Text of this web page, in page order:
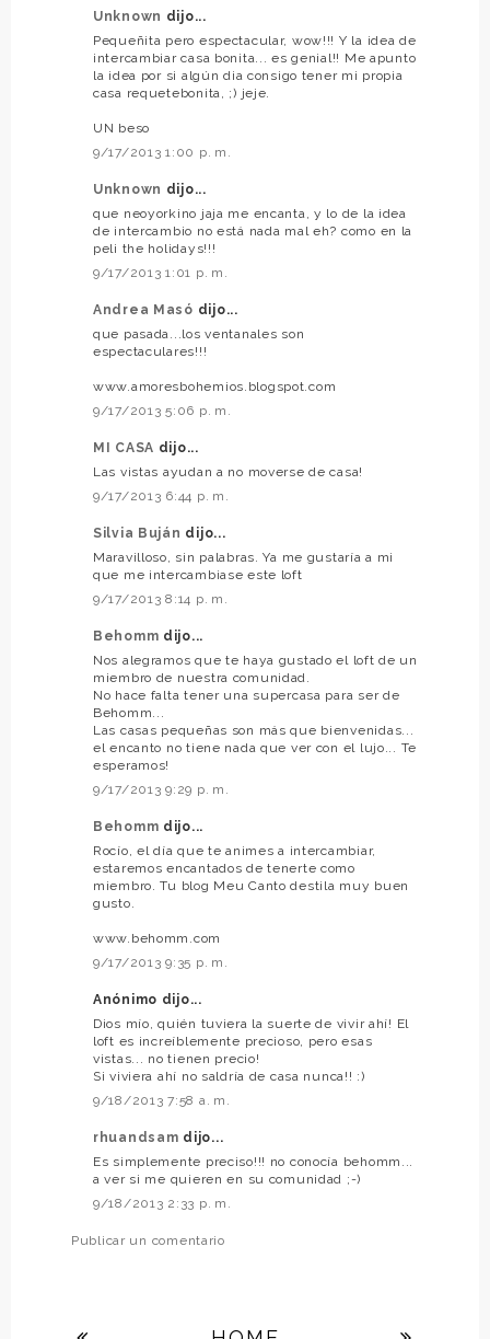
Unknown dijo...
Pequeñita pero espectacular, wow!!! Y la idea de
intercambiar casa bonita... es genial!! Me apunto
la idea por si algún dia consigo tener mi propia
casa requetebonita, ;) jeje.
UN beso
9/17/2013 1:00 p. m.
Unknown dijo...
que neoyorkino jaja me encanta, y lo de la idea
de intercambio no está nada mal eh? como en la
peli the holidays!!!
9/17/2013 1:01 p. m.
Andrea Masó dijo...
que pasada...los ventanales son
espectaculares!!!
www.amoresbohemios.blogspot.com
9/17/2013 5:06 p. m.
MI CASA dijo...
Las vistas ayudan a no moverse de casa!
9/17/2013 6:44 p. m.
Silvia Buján dijo...
Maravilloso, sin palabras. Ya me gustaría a mi
que me intercambiase este loft
9/17/2013 8:14 p. m.
Behomm dijo...
Nos alegramos que te haya gustado el loft de un
miembro de nuestra comunidad.
No hace falta tener una supercasa para ser de
Behomm...
Las casas pequeñas son más que bienvenidas...
el encanto no tiene nada que ver con el lujo... Te
esperamos!
9/17/2013 9:29 p. m.
Behomm dijo...
Rocío, el día que te animes a intercambiar,
estaremos encantados de tenerte como
miembro. Tu blog Meu Canto destila muy buen
gusto.
www.behomm.com
9/17/2013 9:35 p. m.
Anónimo dijo...
Dios mío, quién tuviera la suerte de vivir ahí! El
loft es increíblemente precioso, pero esas
vistas... no tienen precio!
Si viviera ahí no saldría de casa nunca!! :)
9/18/2013 7:58 a. m.
rhuandsam dijo...
Es simplemente preciso!!! no conocía behomm...
a ver si me quieren en su comunidad ;-)
9/18/2013 2:33 p. m.
Publicar un comentario